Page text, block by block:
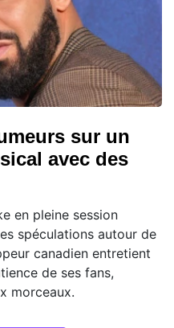
sur un
avec des
en pleine session
spéculations autour de
canadien entretient
de ses fans,
morceaux.